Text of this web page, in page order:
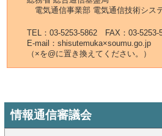
電気通信事業部 電気通信技術シス
TEL：03-5253-5862 FAX：03-5253-
E-mail：shisutemuka×soumu.go.jp
（×を@に置き換えてください。）
情報通信審議会